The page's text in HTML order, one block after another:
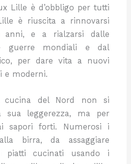
Lille è d’obbligo per tutti
è riuscita a rinnovarsi
anni, e a rialzarsi dalle
guerre mondiali e dal
per dare vita a nuovi
e moderni.
cucina del Nord non si
sua leggerezza, ma per
sapori forti. Numerosi i
birra, da assaggiare
piatti cucinati usando i